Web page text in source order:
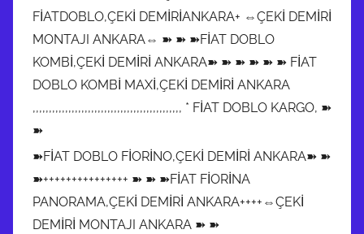
FİATDOBLO,ÇEKİ DEMİRİANKARA+ ⇔ÇEKİ DEMİRİ
MONTAJI ANKARA⇔ ➽ ➽ ➽FİAT DOBLO
KOMBİ,ÇEKİ DEMİRİ ANKARA➽ ➽ ➽ ➽ ➽ ➽ FİAT
DOBLO KOMBİ MAXİ,ÇEKİ DEMİRİ ANKARA
,,,,,,,,,,,,,,,,,,,,,,,,,,,,,,,,,,,,,,,,,,,,,, * FİAT DOBLO KARGO, ➽
➽
➽FİAT DOBLO FİORİNO,ÇEKİ DEMİRİ ANKARA➽ ➽
➽+++++++++++++++ ➽ ➽ ➽FİAT FİORİNA
PANORAMA,ÇEKİ DEMİRİ ANKARA++++⇔ÇEKİ
DEMİRİ MONTAJI ANKARA ➽ ➽